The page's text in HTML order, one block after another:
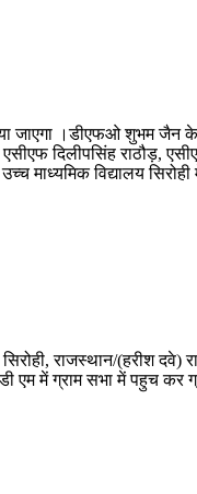
।डीएफओ शुभम जैन के
दिलीपसिंह राठौड़,
माध्यमिक विद्यालय
राजस्थान/(हरीश दवे)
में ग्राम सभा में पहुच कर